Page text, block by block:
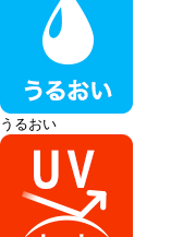
うるおい